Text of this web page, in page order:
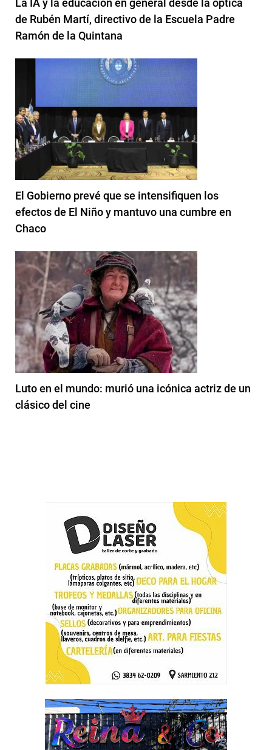
La IA y la educación en general desde la óptica
de Rubén Martí, directivo de la Escuela Padre
Ramón de la Quintana
El Gobierno prevé que se intensifiquen los
efectos de El Niño y mantuvo una cumbre en
Chaco
Luto en el mundo: murió una icónica actriz de un
clásico del cine